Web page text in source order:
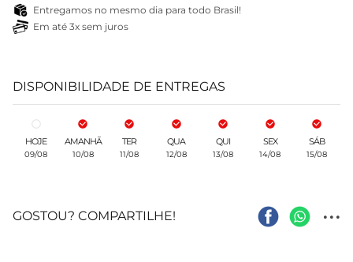
Entregamos no mesmo dia para todo Brasil!
Em até 3x sem juros
DISPONIBILIDADE DE ENTREGAS
HOJE
09/08
AMANHÃ
10/08
TER
11/08
QUA
12/08
QUI
13/08
SEX
14/08
SÁB
15/08
GOSTOU? COMPARTILHE! ...